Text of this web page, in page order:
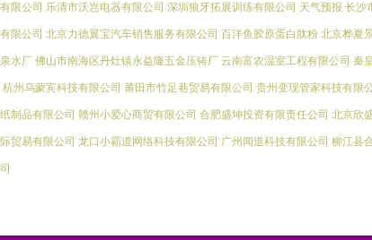
限公司 乐清市沃岂电器有限公司 深圳狼牙拓展训练有限公司 天气预报 长沙
限公司 北京力德翼宝汽车销售服务有限公司 百洋鱼胶原蛋白肽粉 北京桦夏
水厂 佛山市南海区丹灶镇永益隆五金压铸厂 云南富农温室工程有限公司 秦
杭州乌蒙宾科技有限公司 莆田市竹足巷贸易有限公司 贵州变现管家科技有限
制品有限公司 赣州小爱心商贸有限公司 合肥盛坤投资有限责任公司 北京欣
贸易有限公司 龙口小霸道网络科技有限公司 广州闻道科技有限公司 柳江县